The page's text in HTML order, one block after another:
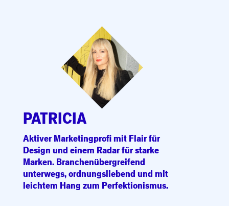
PATRICIA
Aktiver Marketingprofi mit Flair für
Design und einem Radar für starke
Marken. Branchenübergreifend
unterwegs, ordnungsliebend und mit
leichtem Hang zum Perfektionismus.